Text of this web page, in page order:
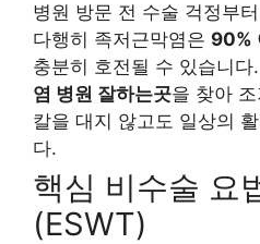
병원 방문 전 수술 걱정부
다행히 족저근막염은 90%
충분히 호전될 수 있습니다
염 병원 잘하는곳을 찾아
칼을 대지 않고도 일상의
다.
핵심 비수술 요
(ESWT)